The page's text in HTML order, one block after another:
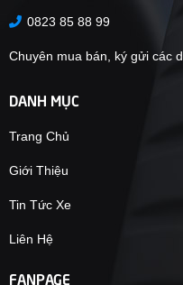
0823 85 88 99
Chuyên mua bán, ký gửi các
DANH MỤC
Trang Chủ
Giới Thiệu
Tin Tức Xe
Liên Hệ
FANPAGE